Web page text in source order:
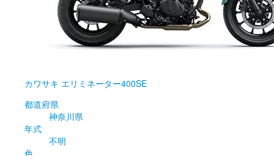
カワサキ エリミネーター400SE
都道府県
神奈川県
年式
不明
色